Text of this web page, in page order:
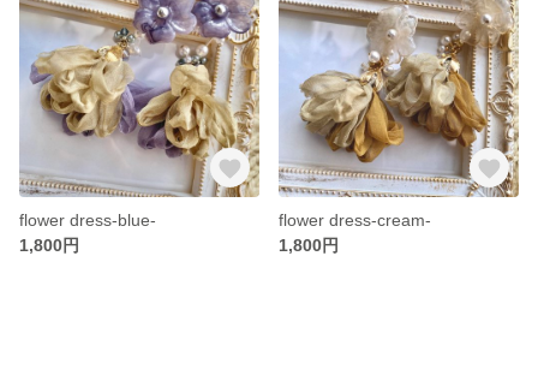
flower dress-blue-
1,800円
flower dress-cream-
1,800円